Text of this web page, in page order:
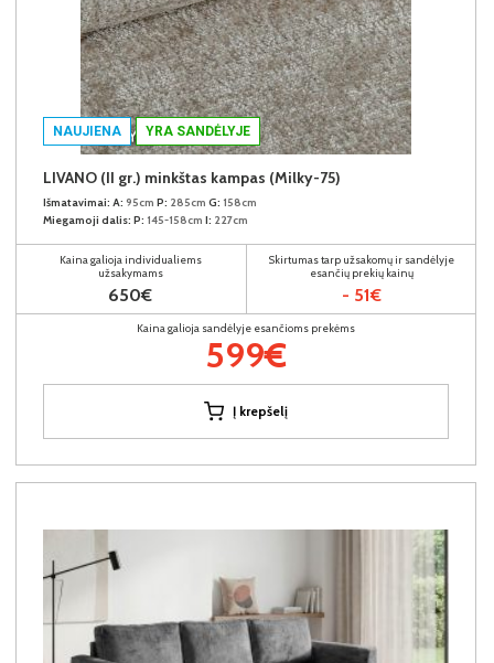
NAUJIENA YRA SANDĖLYJE
LIVANO (II gr.) minkštas kampas (Milky-75)
Išmatavimai: A: 95cm P: 285cm G: 158cm
Miegamoji dalis: P: 145-158cm I: 227cm
Kaina galioja individualiems
užsakymams
650€
Skirtumas tarp užsakomų ir sandėlyje
esančių prekių kainų
- 51€
Kaina galioja sandėlyje esančioms prekėms
599€
Į krepšelį